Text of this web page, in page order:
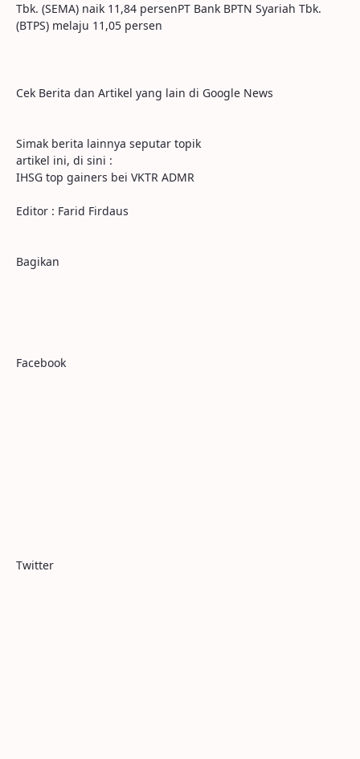
Tbk. (SEMA) naik 11,84 persenPT Bank BPTN Syariah Tbk.
(BTPS) melaju 11,05 persen
Cek Berita dan Artikel yang lain di Google News
Simak berita lainnya seputar topik
artikel ini, di sini :
IHSG top gainers bei VKTR ADMR
Editor : Farid Firdaus
Bagikan
Facebook
Twitter